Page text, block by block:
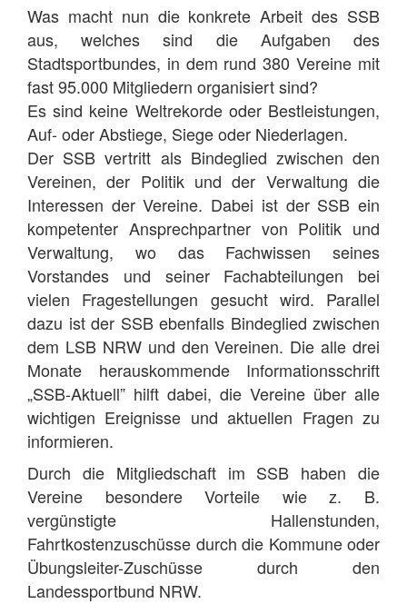
Was macht nun die konkrete Arbeit des SSB
aus, welches sind die Aufgaben des
Stadtsportbundes, in dem rund 380 Vereine mit
fast 95.000 Mitgliedern organisiert sind?
Es sind keine Weltrekorde oder Bestleistungen,
Auf- oder Abstiege, Siege oder Niederlagen.
Der SSB vertritt als Bindeglied zwischen den
Vereinen, der Politik und der Verwaltung die
Interessen der Vereine. Dabei ist der SSB ein
kompetenter Ansprechpartner von Politik und
Verwaltung, wo das Fachwissen seines
Vorstandes und seiner Fachabteilungen bei
vielen Fragestellungen gesucht wird. Parallel
dazu ist der SSB ebenfalls Bindeglied zwischen
dem LSB NRW und den Vereinen. Die alle drei
Monate herauskommende Informationsschrift
„SSB-Aktuell” hilft dabei, die Vereine über alle
wichtigen Ereignisse und aktuellen Fragen zu
informieren.
Durch die Mitgliedschaft im SSB haben die
Vereine besondere Vorteile wie z. B.
vergünstigte Hallenstunden,
Fahrtkostenzuschüsse durch die Kommune oder
Übungsleiter-Zuschüsse durch den
Landessportbund NRW.